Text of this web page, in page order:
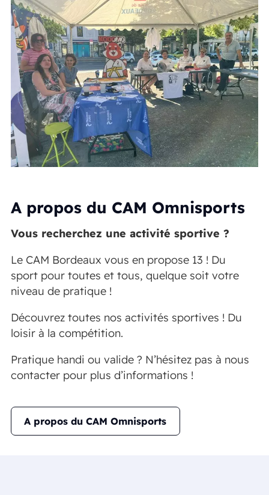
A propos du CAM Omnisports
Vous recherchez une activité sportive ?
Le CAM Bordeaux vous en propose 13 ! Du
sport pour toutes et tous, quelque soit votre
niveau de pratique !
Découvrez toutes nos activités sportives ! Du
loisir à la compétition.
Pratique handi ou valide ? N’hésitez pas à nous
contacter pour plus d’informations !
A propos du CAM Omnisports